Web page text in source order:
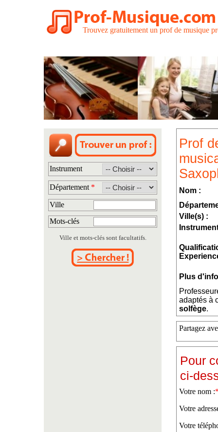
Trouvez gratuitement un prof de musique
Instrument
Département *
Ville
Mots-clés
Ville et mots-clés sont facultatifs.
Prof
Nom :
Ville(s) :
Plus
adaptés à
solfège.
Partagez
Pour
ci-
Votre nom :
Votre
Votre